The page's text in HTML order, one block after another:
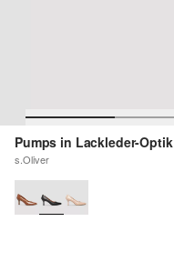
Pumps in Lackleder-Optik
s.Oliver